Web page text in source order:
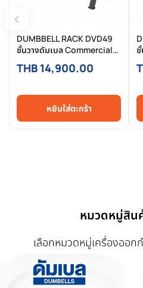
‹
DUMBBELL RACK DVD49
ชั้นวางดัมเบล Commercial
แข็งแรง จัดระเบียบโซนเวทให้
เป็นมืออาชีพ
THB 14,900.00
หยิบใส่ตะกร้า
ชั้
หมวดหมู่สิน
เลือกหมวดหมู่เครื่องออ